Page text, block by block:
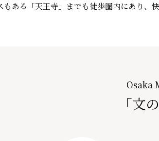
もある「天王寺」までも徒歩圏内にあり、
Osaka
「文